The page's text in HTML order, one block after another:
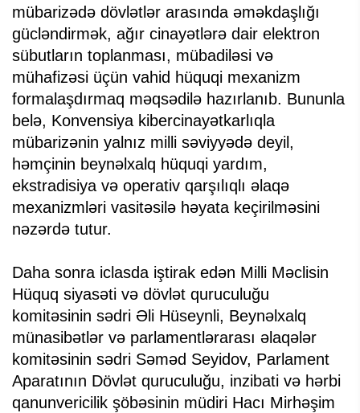
mübarizədə dövlətlər arasında əməkdaşlığı
gücləndirmək, ağır cinayətlərə dair elektron
sübutların toplanması, mübadiləsi və
mühafizəsi üçün vahid hüquqi mexanizm
formalaşdırmaq məqsədilə hazırlanıb. Bununla
belə, Konvensiya kibercinayətkarlıqla
mübarizənin yalnız milli səviyyədə deyil,
həmçinin beynəlxalq hüquqi yardım,
ekstradisiya və operativ qarşılıqlı əlaqə
mexanizmləri vasitəsilə həyata keçirilməsini
nəzərdə tutur.
Daha sonra iclasda iştirak edən Milli Məclisin
Hüquq siyasəti və dövlət quruculuğu
komitəsinin sədri Əli Hüseynli, Beynəlxalq
münasibətlər və parlamentlərarası əlaqələr
komitəsinin sədri Səməd Seyidov, Parlament
Aparatının Dövlət quruculuğu, inzibati və hərbi
qanunvericilik şöbəsinin müdiri Hacı Mirhəşim